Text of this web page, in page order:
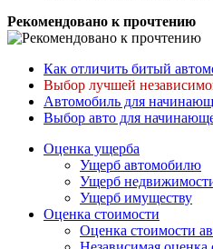
Рекомендовано к прочтению
Как отличить битый
Выбор лучшей
Автомобиль для
Выбор авто для
Оценка ущерба
Ущерб автомобилю
Ущерб
Ущерб имуществу
Оценка стоимости
Оценка стоимости